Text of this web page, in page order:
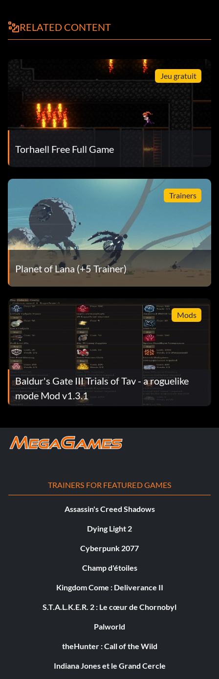
RELATED CONTENT
Jeu gratuit
Torhaell Free Full Game
Trainers
Planet of Lana (+5 Trainer)
Mods
Baldur's Gate III Trials of Tav - a roguelike
mode Mod v1.3.1
TRAINERS FOR FEATURED GAMES
Assassin's Creed Shadows
Dying Light 2
Cyberpunk 2077
Champ d'étoiles
Kingdom Come : Deliverance II
S.T.A.L.K.E.R. 2 : Le cœur de Chornobyl
Palworld
theHunter : Call of the Wild
Indiana Jones et le Grand Cercle